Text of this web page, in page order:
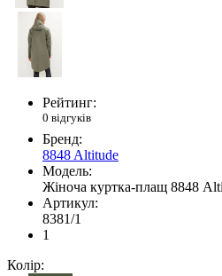
Рейтинг:
0 відгуків
Бренд:
8848 Altitude
Модель:
Жіноча куртка-плащ 8848
Артикул:
8381/1
1
Колір: